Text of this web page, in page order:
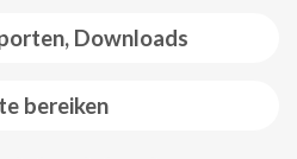
Downloads
bereiken